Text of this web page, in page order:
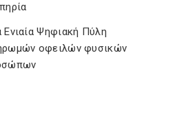
Ενιαία Ψηφιακή Πύλη
οφειλών φυσικών